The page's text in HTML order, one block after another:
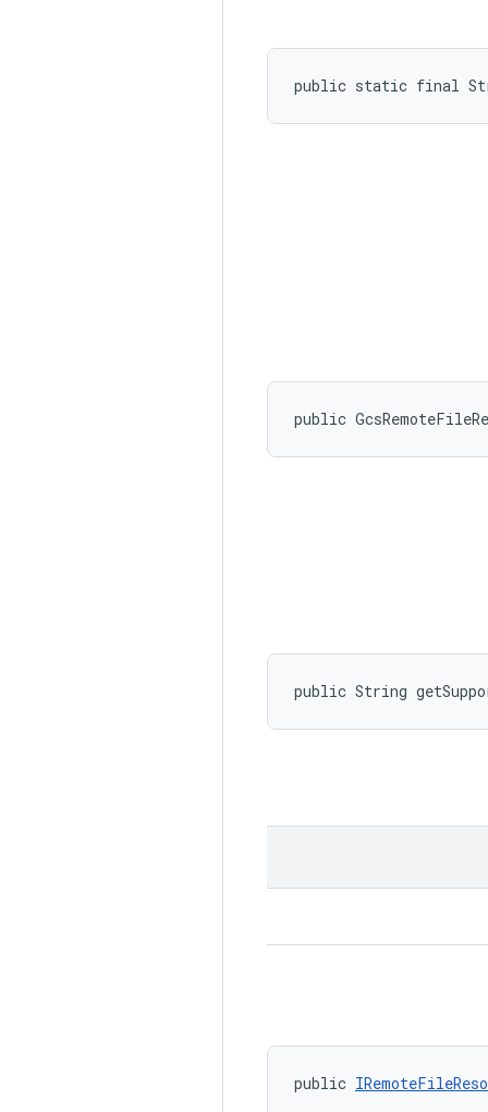
public static final
public
public String
public